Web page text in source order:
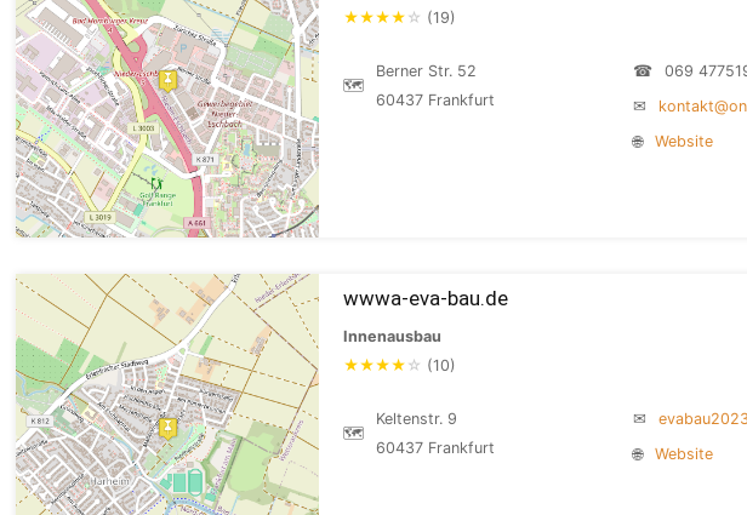
★★★★ ☆ (19)
🗺
Berner Str. 52
60437 Frankfurt
☎
069
✉
🌐
Website
wwwa-eva-bau.de
Innenausbau
★★★★ ☆ (10)
🗺
Keltenstr. 9
60437 Frankfurt
✉
🌐
Website